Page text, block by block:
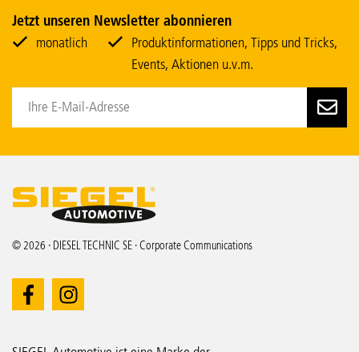
Jetzt unseren Newsletter abonnieren
monatlich
Produktinformationen, Tipps und Tricks,
Events, Aktionen u.v.m.
© 2026 · DIESEL TECHNIC SE · Corporate Communications